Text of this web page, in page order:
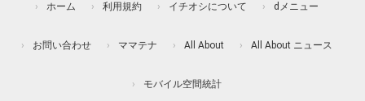
ホーム 利用規約 イチオシについて dメニュー
お問い合わせ ママテナ All About All About ニュース
モバイル空間統計